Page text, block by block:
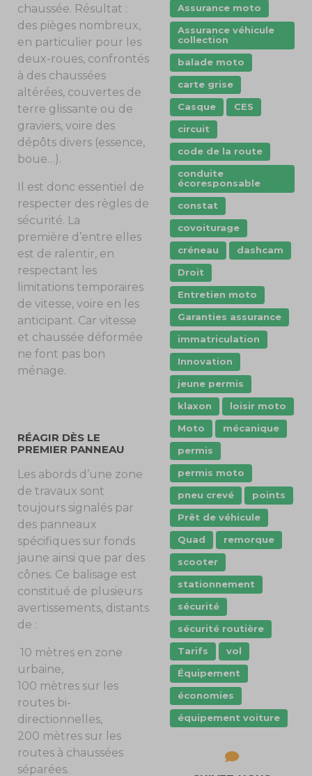
chaussée. Résultat :
des pièges nombreux,
en particulier pour les
deux-roues, confrontés
à des chaussées
altérées, couvertes de
terre glissante ou de
graviers, voire des
dépôts divers (essence,
boue…).
Il est donc essentiel de
respecter des règles de
sécurité. La
première d’entre elles
est de ralentir, en
respectant les
limitations temporaires
de vitesse, voire en les
anticipant. Car vitesse
et chaussée déformée
ne font pas bon
ménage.
RÉAGIR DÈS LE
PREMIER PANNEAU
Les abords d’une zone
de travaux sont
toujours signalés par
des panneaux
spécifiques sur fonds
jaune ainsi que par des
cônes. Ce balisage est
constitué de plusieurs
avertissements, distants
de :
10 mètres en zone
urbaine,
100 mètres sur les
routes bi-
directionnelles,
200 mètres sur les
routes à chaussées
séparées.
Assurance moto
Assurance véhicule
collection
balade moto
carte grise
Casque
CES
circuit
code de la route
conduite
écoresponsable
constat
covoiturage
créneau
dashcam
Droit
Entretien moto
Garanties assurance
immatriculation
Innovation
jeune permis
klaxon
loisir moto
Moto
mécanique
permis
permis moto
pneu crevé
points
Prêt de véhicule
Quad
remorque
scooter
stationnement
sécurité
sécurité routière
Tarifs
vol
Équipement
économies
équipement voiture